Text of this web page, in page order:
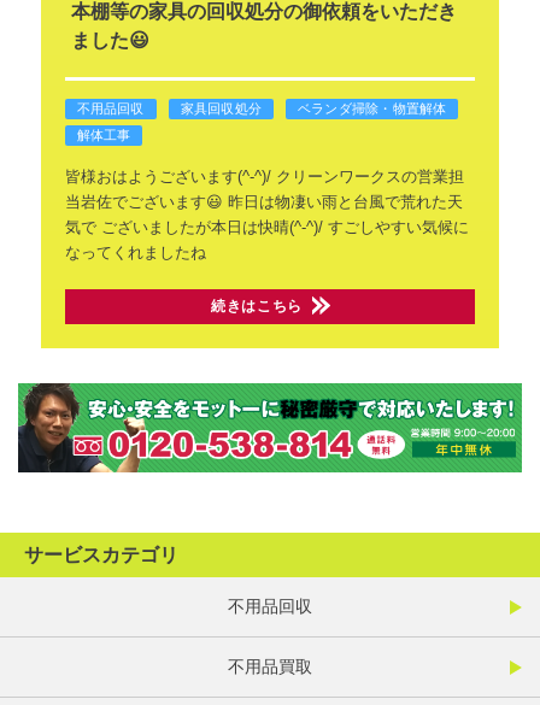
本棚等の家具の回収処分の御依頼をいただき
ました😃
不用品回収 家具回収処分
ベランダ掃除・物置解体
解体工事
皆様おはようございます(^-^)/ クリーンワークスの営業担
当岩佐でございます😃 昨日は物凄い雨と台風で荒れた天
気でございましたが本日は快晴(^-^)/すごしやすい気候に
なってくれましたね
続きはこちら
サービスカテゴリ
不用品回収
不用品買取